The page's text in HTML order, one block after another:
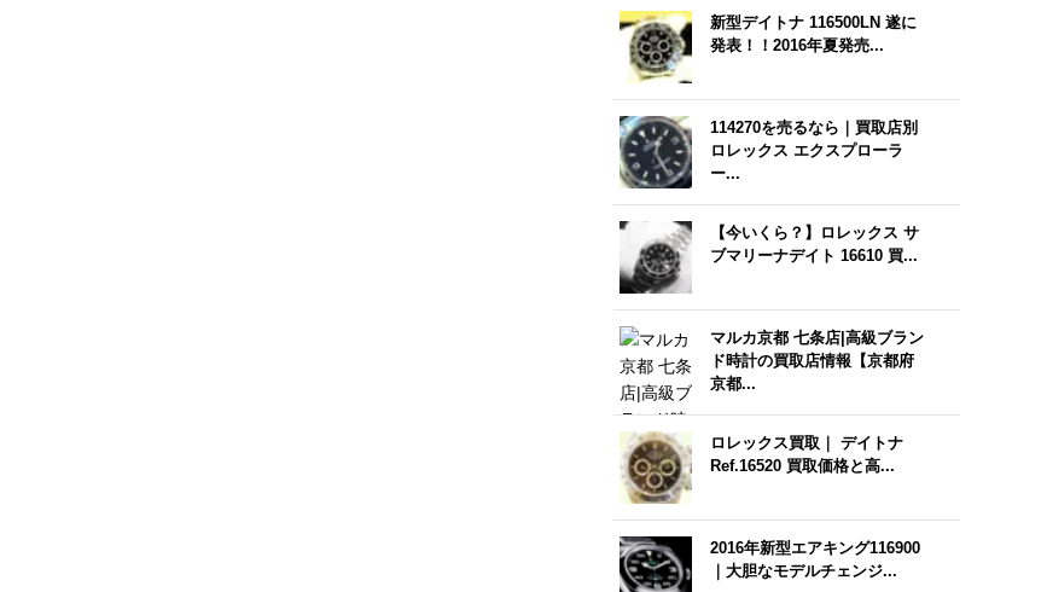
新型デイトナ 116500LN 遂に
発表！！2016年夏発売...
114270を売るなら｜買取店別
ロレックス エクスプローラ
ー...
【今いくら？】ロレックス サ
ブマリーナデイト 16610 買...
マルカ京都 七条店|高級ブラン
ド時計の買取店情報【京都府
京都...
ロレックス買取｜ デイトナ
Ref.16520 買取価格と高...
2016年新型エアキング116900
｜大胆なモデルチェンジ...